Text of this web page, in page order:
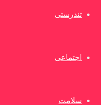
تندرستی
اجتماعی
سلامت